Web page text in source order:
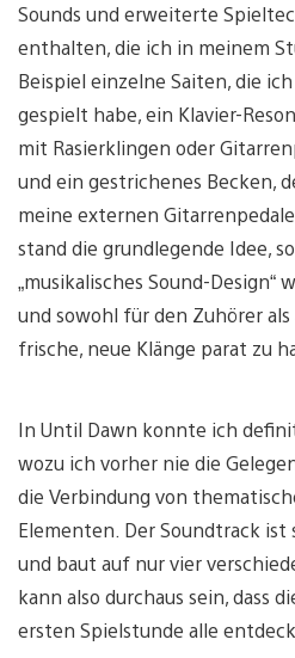
Sounds und erweiterte
enthalten, die ich in meinem
Beispiel einzelne Saiten, die
gespielt habe, ein Klavier-
mit Rasierklingen oder
und ein gestrichenes Becken,
meine externen
stand die grundlegende Idee,
„musikalisches Sound-
und sowohl für den Zuhörer
frische, neue Klänge parat zu
In Until Dawn konnte ich
wozu ich vorher nie die
die Verbindung von
Elementen. Der Soundtrack
und baut auf nur vier
kann also durchaus sein, dass
ersten Spielstunde alle